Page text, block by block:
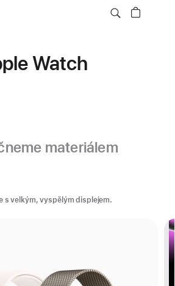
Watch
materiálem
s velkým, vyspělým displejem.